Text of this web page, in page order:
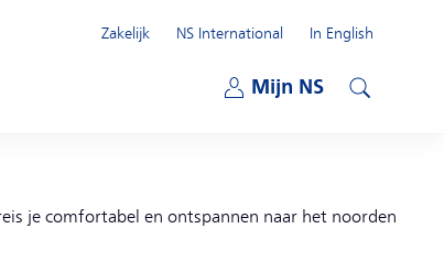
Mijn NS
Zakelijk
NS International
In English
je comfortabel en ontspannen naar het noorden